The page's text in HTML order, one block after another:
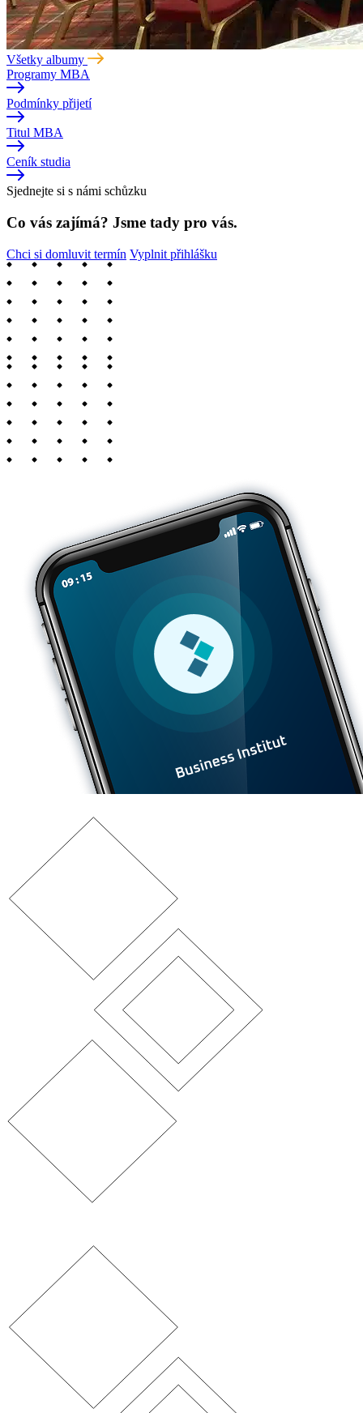
Všetky albumy
Programy MBA
Podmínky přijetí
Titul MBA
Ceník studia
Sjednejte si s námi schůzku
Co vás zajímá? Jsme tady pro vás.
Chci si domluvit termín Vyplnit přihlášku